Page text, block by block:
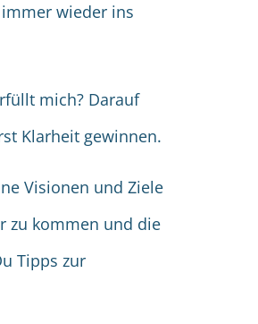
wieder ins
mich? Darauf
Klarheit gewinnen.
Visionen und Ziele
zu kommen und die
Tipps zur